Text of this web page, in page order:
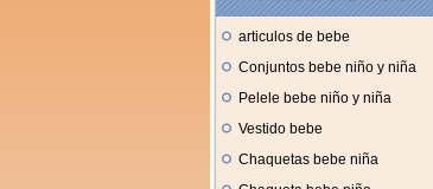
articulos de bebe
Conjuntos bebe niño y niña
Pelele bebe niño y niña
Vestido bebe
Chaquetas bebe niña